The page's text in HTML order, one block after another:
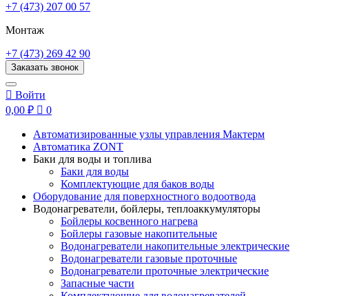
+7 (473) 207 00 57
Монтаж
+7 (473) 269 42 90
Заказать звонок
 Войти
0,00 ₽  0
Автоматизированные узлы управления Мактерм
Автоматика ZONT
Баки для воды и топлива
Баки для воды
Комплектующие для баков воды
Оборудование для поверхностного водоотвода
Водонагреватели, бойлеры, теплоаккумуляторы
Бойлеры косвенного нагрева
Бойлеры газовые накопительные
Водонагреватели накопительные электрические
Водонагреватели газовые проточные
Водонагреватели проточные электрические
Запасные части